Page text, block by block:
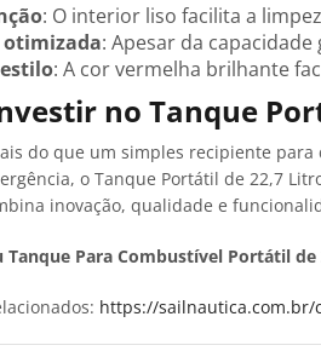
: O interior liso facilita a
: Apesar da
: A cor vermelha brilhante
no Tanque
do que um simples recipiente
o Tanque Portátil de 22,7
inovação, qualidade e
Tanque Para Combustível Portátil
https://